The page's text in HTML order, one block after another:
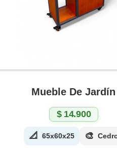
Mueble De Jardín
📐 65x60x25 🎨
$14.900